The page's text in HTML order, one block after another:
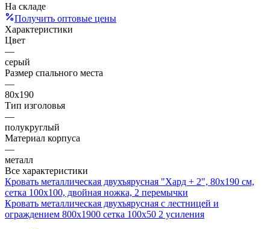
На складе
Получить оптовые цены
Характеристики
Цвет
—
серый
Размер спального места
—
80x190
Тип изголовья
—
полукруглый
Материал корпуса
—
металл
Все характеристики
Кровать металлическая двухъярусная "Хард + 2", 80х190 см,
сетка 100х100, двойная ножка, 2 перемычки
Кровать металлическая двухъярусная с лестницей и
ограждением 800х1900 сетка 100х50 2 усиления